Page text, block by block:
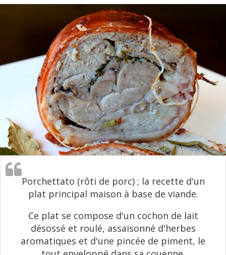
Porchettato (rôti de porc) ; la recette d'un
plat principal maison à base de viande.
Ce plat se compose d'un cochon de lait
désossé et roulé, assaisonné d'herbes
aromatiques et d'une pincée de piment, le